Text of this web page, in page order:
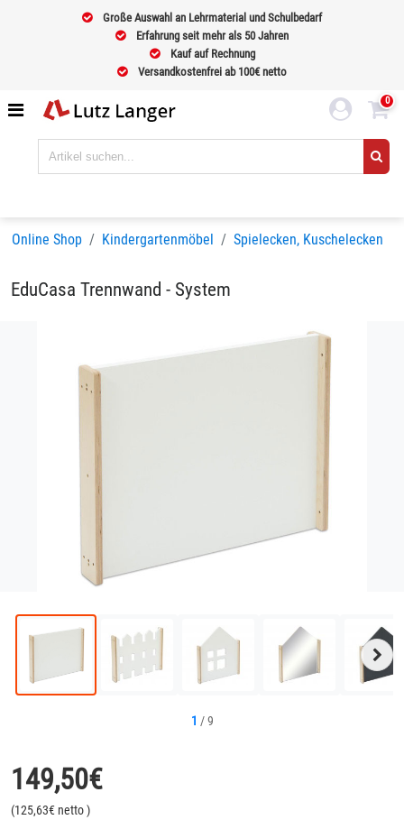
Große Auswahl an Lehrmaterial und Schulbedarf
Erfahrung seit mehr als 50 Jahren
Kauf auf Rechnung
Versandkostenfrei ab 100€ netto
0
Online Shop Kindergartenmöbel Spielecken, Kuschelecken
EduCasa Trennwand - System
1 /9
149,50€
(125,63€ netto)